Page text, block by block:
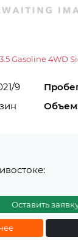
Gasoline 4WD
9
Оставить